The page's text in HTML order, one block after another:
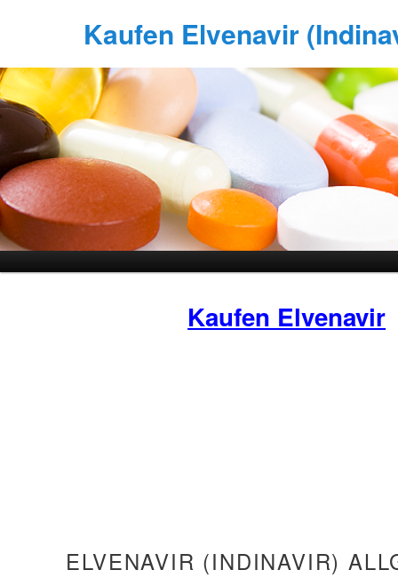
Kaufen Elvenavir
Kaufen Elvenavir
ELVENAVIR (INDINAVIR)